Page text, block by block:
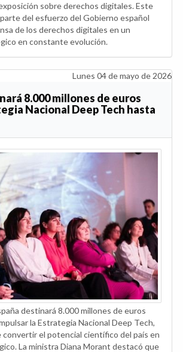
sobre derechos digitales. Este
del esfuerzo del Gobierno español
de los derechos digitales en un
en constante evolución.
Lunes 04 de mayo de 2026
8.000 millones de euros
Nacional Deep Tech hasta
destinará 8.000 millones de euros
la Estrategia Nacional Deep Tech,
convertir el potencial científico del país en
La ministra Diana Morant destacó que